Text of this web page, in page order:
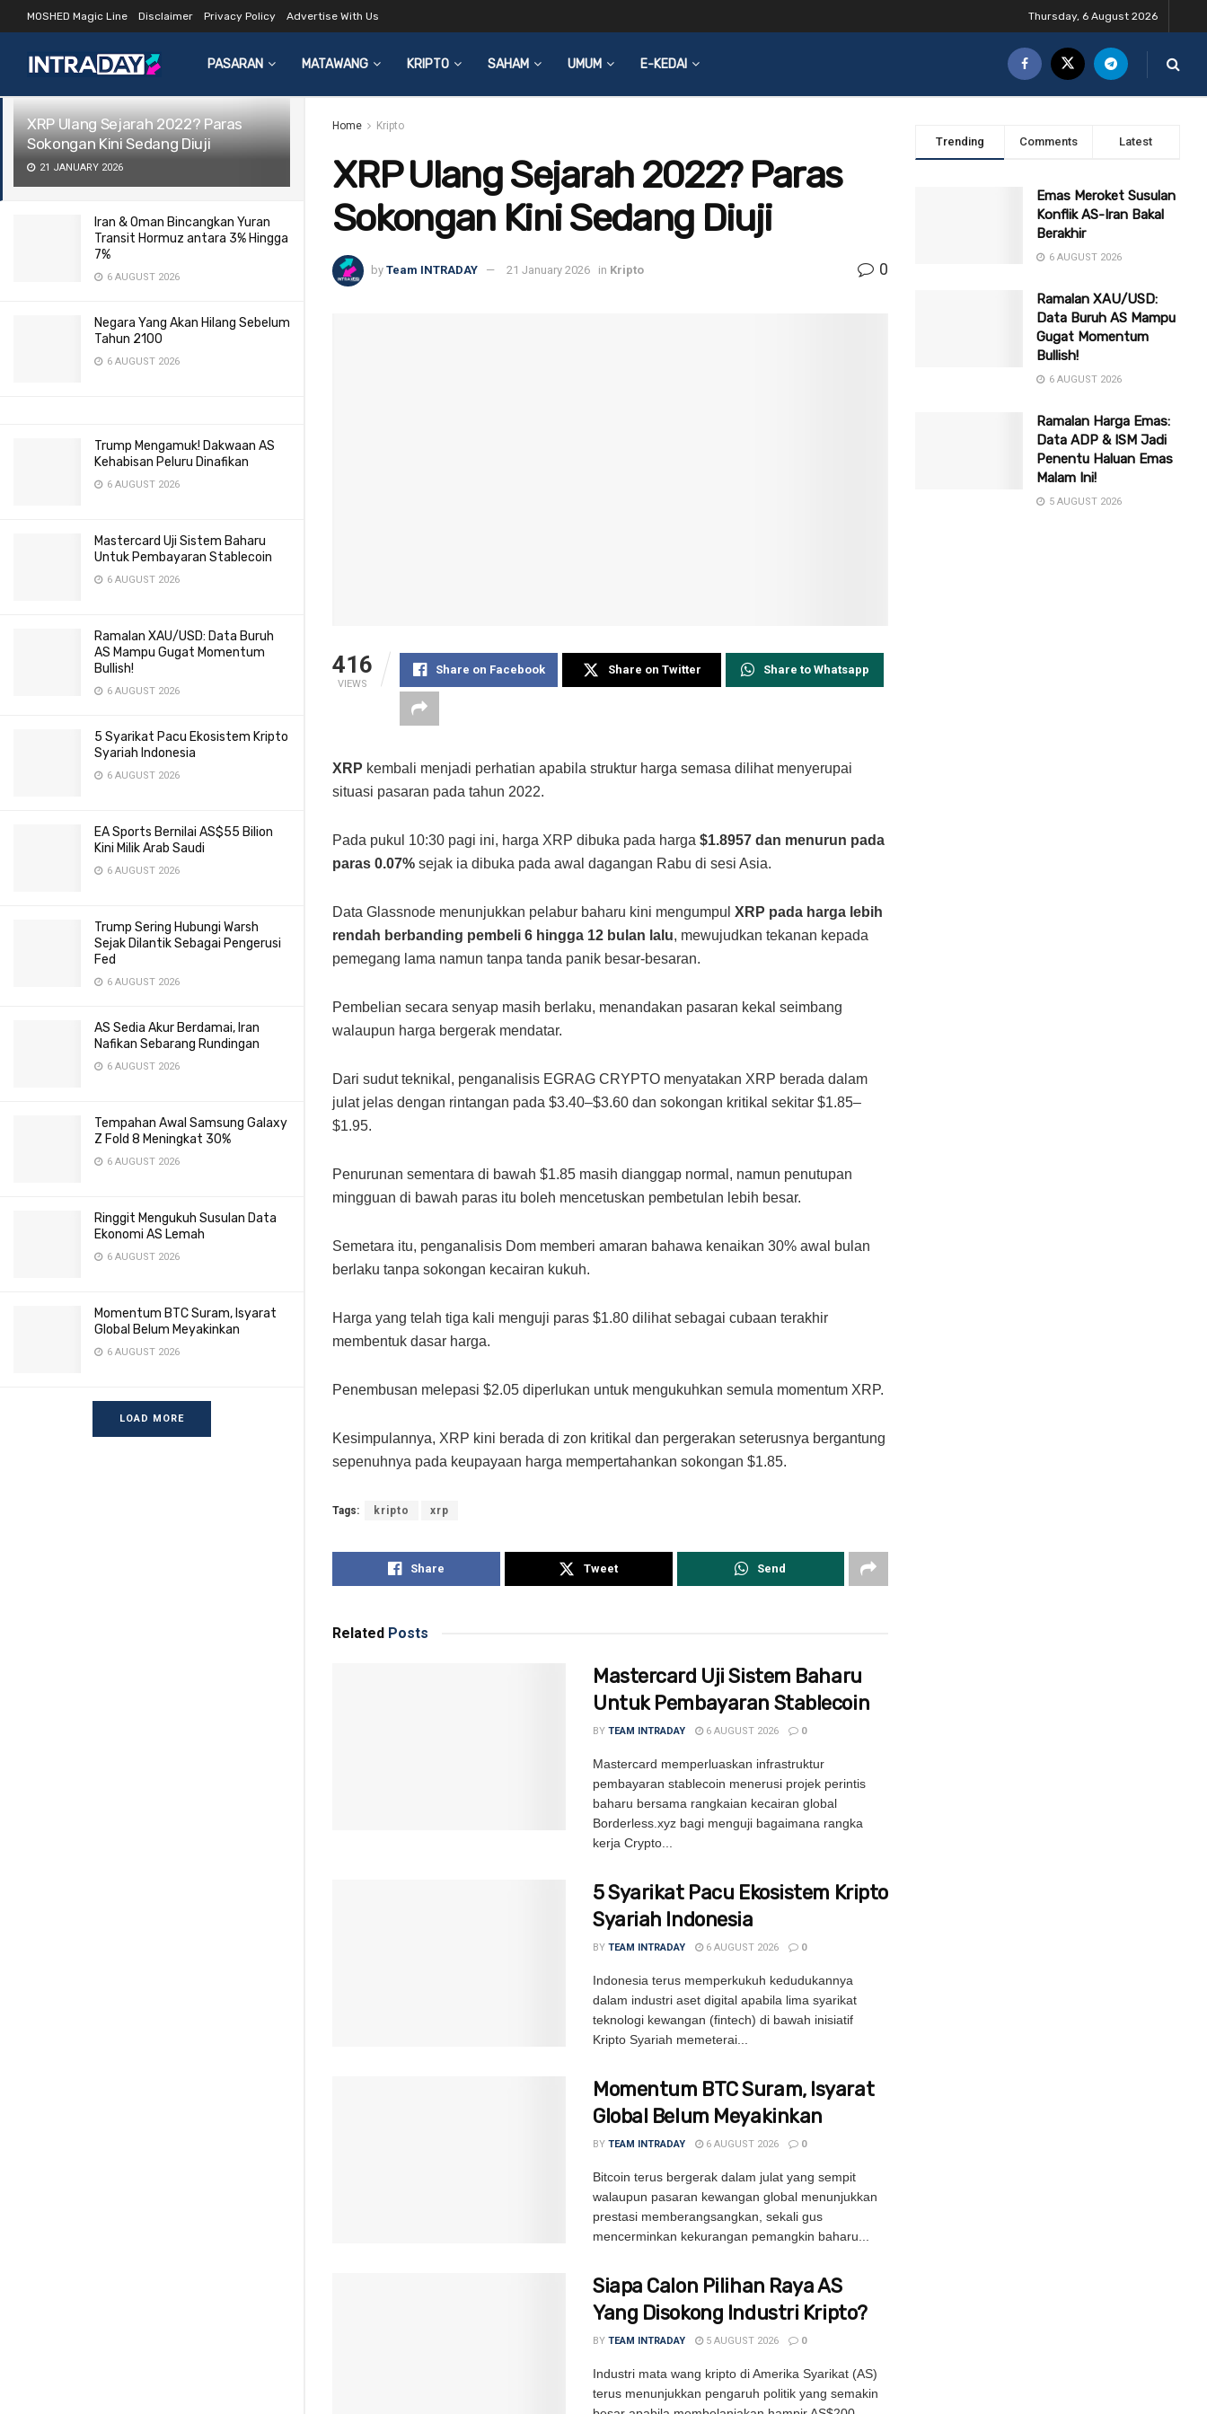
LATEST TRENDING Filter
XRP Ulang Sejarah 2022? Paras
Sokongan Kini Sedang Diuji
21 JANUARY 2026
Iran & Oman Bincangkan Yuran
Transit Hormuz antara 3% Hingga
7%
6 AUGUST 2026
Negara Yang Akan Hilang Sebelum
Tahun 2100
6 AUGUST 2026
Trump Mengamuk! Dakwaan AS
Kehabisan Peluru Dinafikan
6 AUGUST 2026
Mastercard Uji Sistem Baharu
Untuk Pembayaran Stablecoin
6 AUGUST 2026
Ramalan XAU/USD: Data Buruh
AS Mampu Gugat Momentum
Bullish!
6 AUGUST 2026
5 Syarikat Pacu Ekosistem Kripto
Syariah Indonesia
6 AUGUST 2026
EA Sports Bernilai AS$55 Bilion
Kini Milik Arab Saudi
6 AUGUST 2026
Trump Sering Hubungi Warsh
Sejak Dilantik Sebagai Pengerusi
Fed
6 AUGUST 2026
AS Sedia Akur Berdamai, Iran
Nafikan Sebarang Rundingan
6 AUGUST 2026
Tempahan Awal Samsung Galaxy
Z Fold 8 Meningkat 30%
6 AUGUST 2026
Ringgit Mengukuh Susulan Data
Ekonomi AS Lemah
6 AUGUST 2026
Momentum BTC Suram, Isyarat
Global Belum Meyakinkan
6 AUGUST 2026
LOAD MORE
MOSHED Magic Line Disclaimer Privacy Policy Advertise With Us Thursday, 6 August 2026
PASARAN MATAWANG KRIPTO SAHAM UMUM E-KEDAI
Home Kripto
XRP Ulang Sejarah 2022? Paras
Sokongan Kini Sedang Diuji
by Team INTRADAY 21 January 2026 in Kripto 0
416
VIEWS
Share on Facebook Share on Twitter Share to Whatsapp
XRP kembali menjadi perhatian apabila struktur harga semasa dilihat menyerupai
situasi pasaran pada tahun 2022.
Pada pukul 10:30 pagi ini, harga XRP dibuka pada harga $1.8957 dan menurun pada
paras 0.07% sejak ia dibuka pada awal dagangan Rabu di sesi Asia.
Data Glassnode menunjukkan pelabur baharu kini mengumpul XRP pada harga lebih
rendah berbanding pembeli 6 hingga 12 bulan lalu, mewujudkan tekanan kepada
pemegang lama namun tanpa tanda panik besar-besaran.
Pembelian secara senyap masih berlaku, menandakan pasaran kekal seimbang
walaupun harga bergerak mendatar.
Dari sudut teknikal, penganalisis EGRAG CRYPTO menyatakan XRP berada dalam
julat jelas dengan rintangan pada $3.40–$3.60 dan sokongan kritikal sekitar $1.85–
$1.95.
Penurunan sementara di bawah $1.85 masih dianggap normal, namun penutupan
mingguan di bawah paras itu boleh mencetuskan pembetulan lebih besar.
Semetara itu, penganalisis Dom memberi amaran bahawa kenaikan 30% awal bulan
berlaku tanpa sokongan kecairan kukuh.
Harga yang telah tiga kali menguji paras $1.80 dilihat sebagai cubaan terakhir
membentuk dasar harga.
Penembusan melepasi $2.05 diperlukan untuk mengukuhkan semula momentum XRP.
Kesimpulannya, XRP kini berada di zon kritikal dan pergerakan seterusnya bergantung
sepenuhnya pada keupayaan harga mempertahankan sokongan $1.85.
Tags: kripto xrp
Share Tweet Send
Related Posts
Mastercard Uji Sistem Baharu
Untuk Pembayaran Stablecoin
BY TEAM INTRADAY 6 AUGUST 2026 0
Mastercard memperluaskan infrastruktur
pembayaran stablecoin menerusi projek perintis
baharu bersama rangkaian kecairan global
Borderless.xyz bagi menguji bagaimana rangka
kerja Crypto...
5 Syarikat Pacu Ekosistem Kripto
Syariah Indonesia
BY TEAM INTRADAY 6 AUGUST 2026 0
Indonesia terus memperkukuh kedudukannya
dalam industri aset digital apabila lima syarikat
teknologi kewangan (fintech) di bawah inisiatif
Kripto Syariah memeterai...
Momentum BTC Suram, Isyarat
Global Belum Meyakinkan
BY TEAM INTRADAY 6 AUGUST 2026 0
Bitcoin terus bergerak dalam julat yang sempit
walaupun pasaran kewangan global menunjukkan
prestasi memberangsangkan, sekali gus
mencerminkan kekurangan pemangkin baharu...
Siapa Calon Pilihan Raya AS
Yang Disokong Industri Kripto?
BY TEAM INTRADAY 5 AUGUST 2026 0
Industri mata wang kripto di Amerika Syarikat (AS)
terus menunjukkan pengaruh politik yang semakin
Trending Comments Latest
Emas Meroket Susulan
Konflik AS-Iran Bakal
Berakhir
6 AUGUST 2026
Ramalan XAU/USD:
Data Buruh AS Mampu
Gugat Momentum
Bullish!
6 AUGUST 2026
Ramalan Harga Emas:
Data ADP & ISM Jadi
Penentu Haluan Emas
Malam Ini!
5 AUGUST 2026